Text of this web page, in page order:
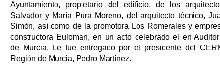
Ayuntamiento, propietario del edificio, de los
Salvador y María Pura Moreno, del arquitecto técnico,
Simón, así como de la promotora Los Romerales y
constructora Euloman, en un acto celebrado el en
de Murcia. Le fue entregado por el presidente del
Región de Murcia, Pedro Martínez.